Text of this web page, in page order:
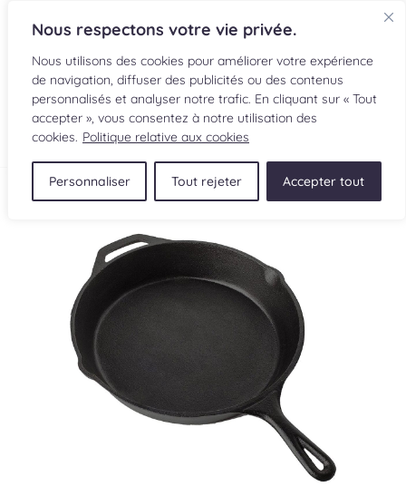
Nous respectons votre vie privée.
Nous utilisons des cookies pour améliorer votre expérience
de navigation, diffuser des publicités ou des contenus
personnalisés et analyser notre trafic. En cliquant sur « Tout
accepter », vous consentez à notre utilisation des
cookies. Politique relative aux cookies
Personnaliser Tout rejeter Accepter tout
EN
RECETTES
INGRÉDIENTS
LECTURES CULINAIRES
SOUMETTRE UNE RECETTE